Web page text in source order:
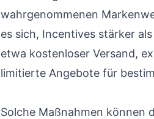
wahrgenommenen
es sich, Incentives stärker
etwa kostenloser Versand,
limitierte Angebote für
Solche Maßnahmen können